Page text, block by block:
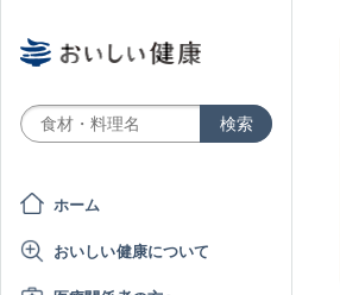
ホーム
おいしい健康について